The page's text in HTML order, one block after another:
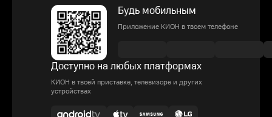
Будь мобильным
Приложение КИОН в твоем телефоне
Доступно на любых платформах
КИОН в твоей приставке, телевизоре и других
устройствах